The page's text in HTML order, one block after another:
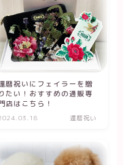
暦祝いにフェイラーを贈
りたい！おすすめの通販専
店はこちら！
還暦祝い